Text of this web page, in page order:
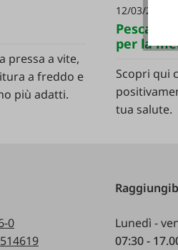
pressa a vite,
a freddo e
più adatti.
12/03/26
Pesca -
per la
Scopri qui
tua salute.
0
Lunedì -
07:30 -